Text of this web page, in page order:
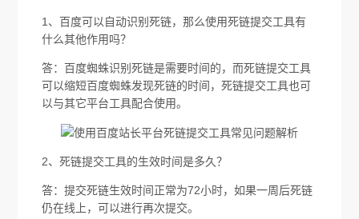
1、百度可以自动识别死链，那么使用死链提交工具有
什么其他作用吗？
答：百度蜘蛛识别死链是需要时间的，而死链提交工具
可以缩短百度蜘蛛发现死链的时间，死链提交工具也可
以与其它平台工具配合使用。
2、死链提交工具的生效时间是多久？
答：提交死链生效时间正常为72小时，如果一周后死链
仍在线上，可以进行再次提交。